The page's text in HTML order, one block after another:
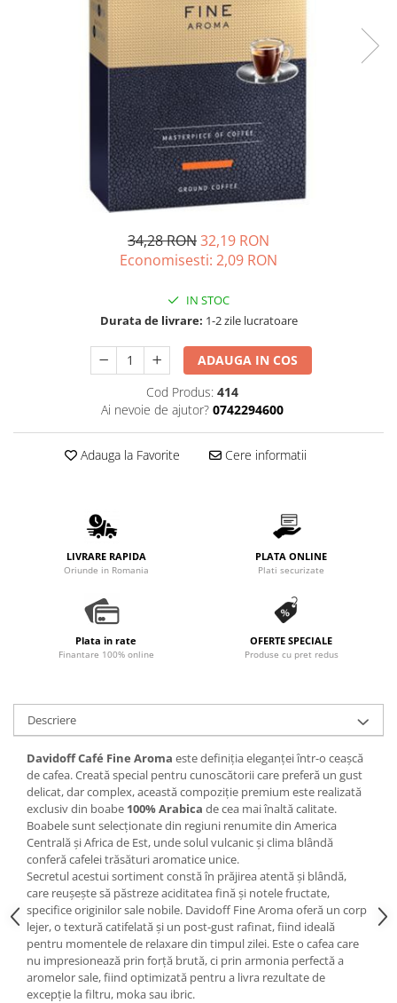
34,28 RON32,19 RON
Economisesti: 2,09 RON
IN STOC
Durata de livrare: 1-2 zile lucratoare
ADAUGA IN COS
Cod Produs: 414
Ai nevoie de ajutor? 0742294600
Adauga la Favorite Cere informatii
LIVRARE RAPIDA
Oriunde in Romania
PLATA ONLINE
Plati securizate
Plata in rate
Finantare 100% online
OFERTE SPECIALE
Produse cu pret redus
Descriere
Davidoff Café Fine Aroma este definiția eleganței într-o ceașcă
de cafea. Creată special pentru cunoscătorii care preferă un gust
delicat, dar complex, această compoziție premium este realizată
exclusiv din boabe 100% Arabica de cea mai înaltă calitate.
Boabele sunt selecționate din regiuni renumite din America
Centrală și Africa de Est, unde solul vulcanic și clima blândă
conferă cafelei trăsături aromatice unice.
Secretul acestui sortiment constă în prăjirea atentă și blândă,
care reușește să păstreze aciditatea fină și notele fructate,
specifice originilor sale nobile. Davidoff Fine Aroma oferă un corp
lejer, o textură catifelată și un post-gust rafinat, fiind ideală
pentru momentele de relaxare din timpul zilei. Este o cafea care
nu impresionează prin forță brută, ci prin armonia perfectă a
aromelor sale, fiind optimizată pentru a livra rezultate de
excepție la filtru, moka sau ibric.